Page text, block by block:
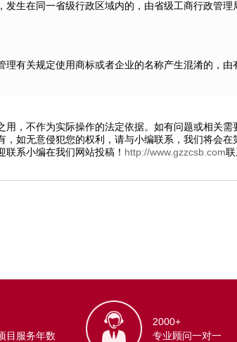
发生在同一省级行政区域内的，由省级工商行政管
理有关规定使用商标或者企业的名称产生混淆的，
用，不作为实际操作的法定依据。如有问题或相关
，如无意侵犯您的权利，请与小编联系，我们将会
系小编在我们网站投稿！ http://www.gzzcsb.com
目服务年数
2000+
专业顾问一对一